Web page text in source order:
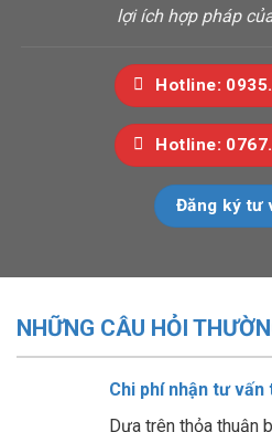
lợi ích hợp pháp
Hotline:
Hotline:
Đăng ký tư
NHỮNG CÂU HỎI
Chi phí nhận tư
Dựa trên thỏa thuận